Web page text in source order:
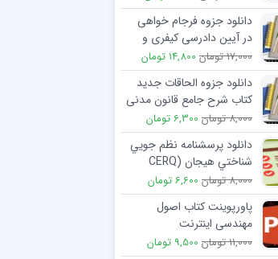
دانلود جزوه فرجام خواهی
در آیین دادرسی کیفری و
آیین دادرسی مدنی
17,000 تومان 14,800 تومان
دانلود جزوه الحاقات جدید
کتاب شرح جامع قانون مدنی
سال 1398
8,000 تومان 6,300 تومان
دانلود پرسشنامه نظم جويي
شناختي هيجان (CERQ
نسخه 18 آیتمی)
8,000 تومان 6,600 تومان
پاورپوینت کتاب اصول
مهندسی اینترنت
11,000 تومان 9,500 تومان